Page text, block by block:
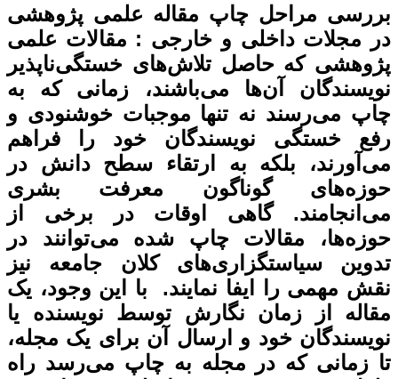
علمی پژوهشی
: مقالات علمی
خستگی‌ناپذیر
زمانی که به
خوشنودی و
خود را فراهم
سطح دانش در
معرفت بشری
در برخی از
می‌توانند در
جامعه نیز
با این وجود‌‌‌‌‌‌‌‌‌‌‌‌‌‌‌‌‌‌‌‌، یک
نویسنده یا
برای یک مجله،
چاپ می‌رسد راه